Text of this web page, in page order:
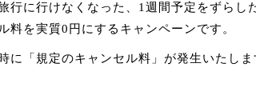
行に行けなくなった、1週間予定をずら
料を実質0円にするキャンペーンです。
に「規定のキャンセル料」が発生いたし